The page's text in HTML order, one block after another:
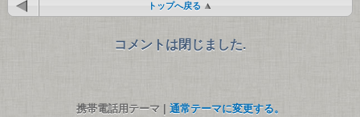
トップへ戻る
コメントは閉じました.
携帯電話用テーマ | 通常テーマに変更する。